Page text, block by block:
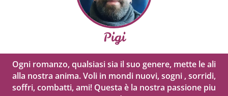
Pigi
Ogni romanzo, qualsiasi sia il suo genere, mette le ali
alla nostra anima. Voli in mondi nuovi, sogni , sorridi,
soffri, combatti, ami! Questa è la nostra passione piu